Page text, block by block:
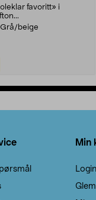
favoritt» i
Grå/beige
Min